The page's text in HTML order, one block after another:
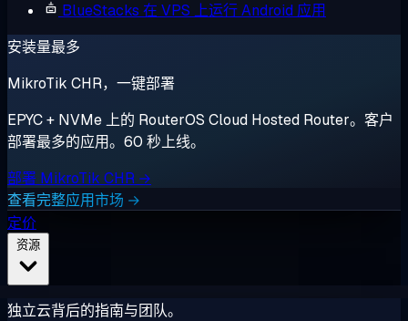
BlueStacks 在 VPS 上运行 Android 应用
安装量最多
MikroTik CHR，一键部署
EPYC + NVMe 上的 RouterOS Cloud Hosted Router。客户
部署最多的应用。60 秒上线。
部署 MikroTik CHR →
查看完整应用市场 →
定价
独立云背后的指南与团队。